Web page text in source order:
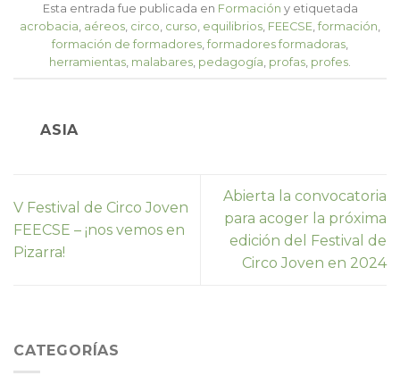
Esta entrada fue publicada en Formación y etiquetada
acrobacia aéreos circo curso equilibrios FEECSE formación
formación de formadores formadores formadoras
herramientas malabares pedagogía profas profes
ASIA
V Festival de Circo Joven
FEECSE – ¡nos vemos en
Pizarra!
Abierta la convocatoria
para acoger la próxima
edición del Festival de
Circo Joven en 2024
CATEGORÍAS